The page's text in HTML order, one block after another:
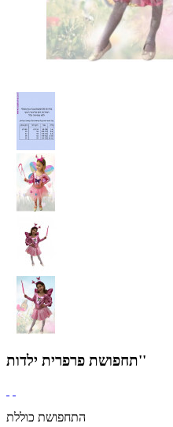
תחפושת פרפרית ילדות''
התחפושת כוללת